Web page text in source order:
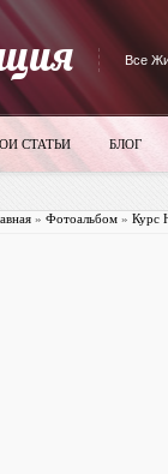
Все
СТАТЬИ БЛОГ
» Фотоальбом» Курс